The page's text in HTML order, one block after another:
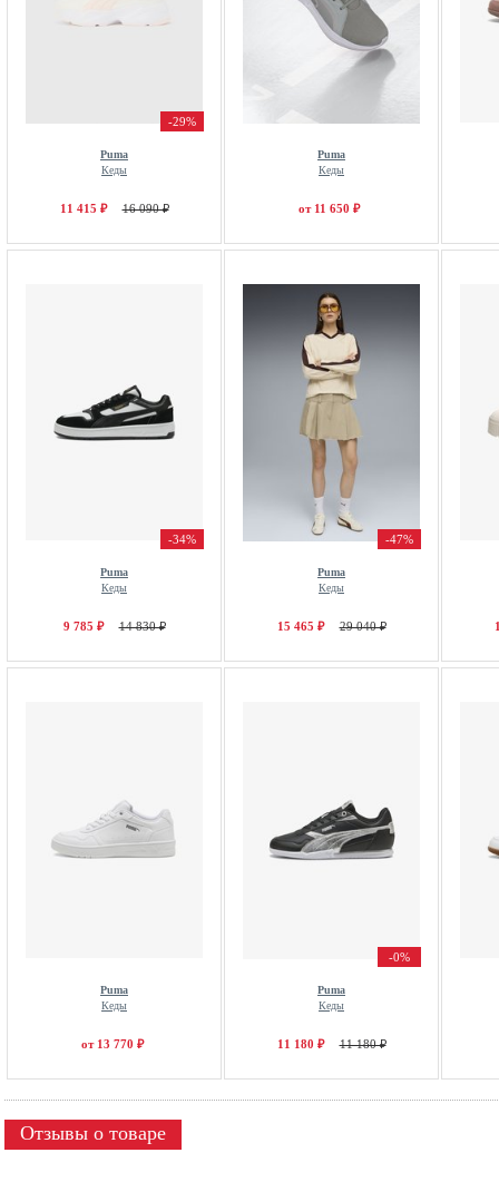
-29%
Puma
Кеды
11 415 ₽ 16 090 ₽
Puma
Кеды
от 11 650 ₽
-34%
Puma
Кеды
9 785 ₽ 14 830 ₽
-47%
Puma
Кеды
15 465 ₽ 29 040 ₽
Puma
Кеды
от 13 770 ₽
-0%
Puma
Кеды
11 180 ₽ 11 180 ₽
Отзывы о товаре